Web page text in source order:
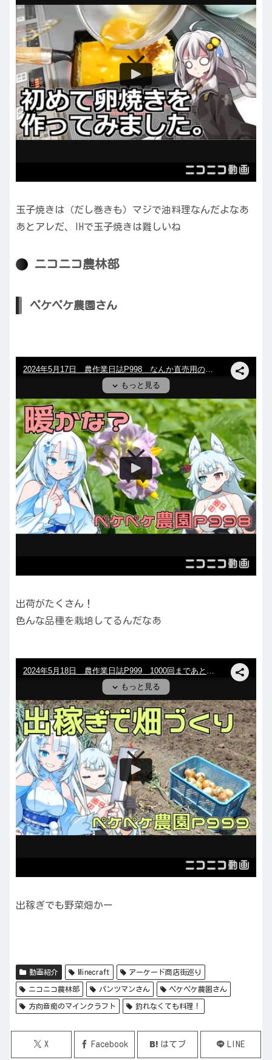
玉子焼きは（だし巻きも）マジで油料理なんだよなあ
あとアレだ、IHで玉子焼きは難しいね
ニコニコ農林部
ペケペケ農園さん
出荷がたくさん！
色んな品種を栽培してるんだなあ
出稼ぎでも野菜畑かー
動画紹介 Minecraft アーケード商店街巡り
ニコニコ農林部 パンツマンさん ペケペケ農園さん
方向音痴のマインクラフト 釣れなくても料理！
X Facebook はてブ LINE